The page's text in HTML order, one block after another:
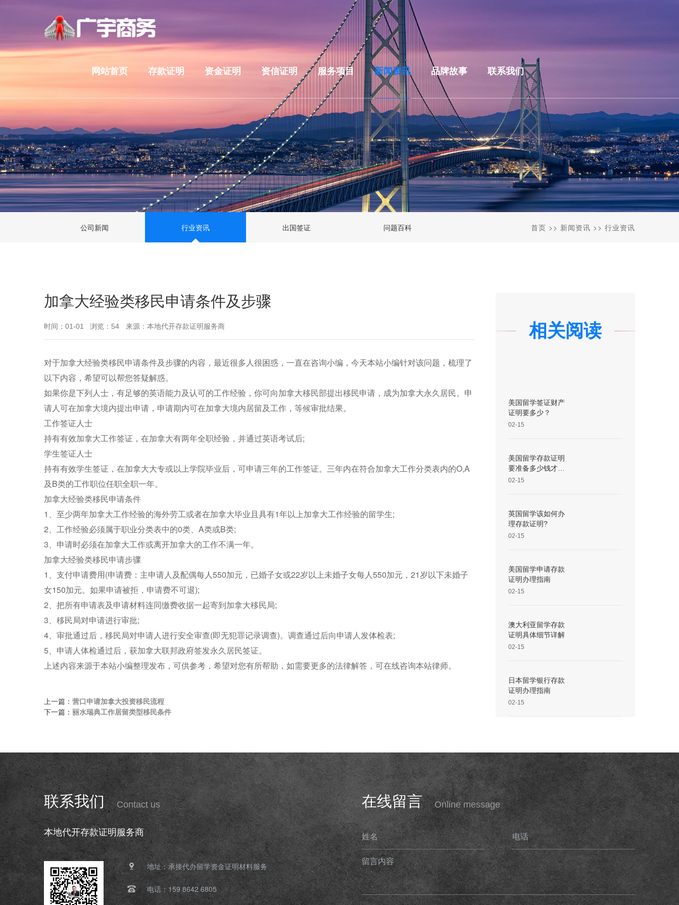
网站首页 存款证明 资金证明 资信证明 服务项目 新闻资讯 品牌故事 联系我们
公司新闻 行业资讯 出国签证 问题百科 首页 >> 新闻资讯 >> 行业资讯
加拿大经验类移民申请条件及步骤
时间：01-01 浏览：54 来源：本地代开存款证明服务商
对于加拿大经验类移民申请条件及步骤的内容，最近很多人很困惑，一直在咨询小编，今天本站小编针对该问题，梳理了
以下内容，希望可以帮您答疑解惑。
如果你是下列人士，有足够的英语能力及认可的工作经验，你可向加拿大移民部提出移民申请，成为加拿大永久居民。申
请人可在加拿大境内提出申请，申请期内可在加拿大境内居留及工作，等候审批结果。
工作签证人士
持有有效加拿大工作签证，在加拿大有两年全职经验，并通过英语考试后;
学生签证人士
持有有效学生签证，在加拿大大专或以上学院毕业后，可申请三年的工作签证。三年内在符合加拿大工作分类表内的O,A
及B类的工作职位任职全职一年。
加拿大经验类移民申请条件
1、至少两年加拿大工作经验的海外劳工或者在加拿大毕业且具有1年以上加拿大工作经验的留学生;
2、工作经验必须属于职业分类表中的0类、A类或B类;
3、申请时必须在加拿大工作或离开加拿大的工作不满一年。
加拿大经验类移民申请步骤
1、支付申请费用(申请费：主申请人及配偶每人550加元，已婚子女或22岁以上未婚子女每人550加元，21岁以下未婚子
女150加元。如果申请被拒，申请费不可退);
2、把所有申请表及申请材料连同缴费收据一起寄到加拿大移民局;
3、移民局对申请进行审批;
4、审批通过后，移民局对申请人进行安全审查(即无犯罪记录调查)。调查通过后向申请人发体检表;
5、申请人体检通过后，获加拿大联邦政府签发永久居民签证。
上述内容来源于本站小编整理发布，可供参考，希望对您有所帮助，如需要更多的法律解答，可在线咨询本站律师。
上一篇： 营口申请加拿大投资移民流程
下一篇： 丽水瑞典工作居留类型移民条件
相关阅读
美国留学签证财产
证明要多少？
02-15
美国留学存款证明
要准备多少钱才
够？
02-15
英国留学该如何办
理存款证明?
02-15
美国留学申请存款
证明办理指南
02-15
澳大利亚留学存款
证明具体细节详解
02-15
日本留学银行存款
证明办理指南
02-15
在线留言 Online message
姓名 电话
留言内容
联系我们 Contact us
本地代开存款证明服务商
地址：承接代办留学资金证明材料服务
电话：159 8642 6805